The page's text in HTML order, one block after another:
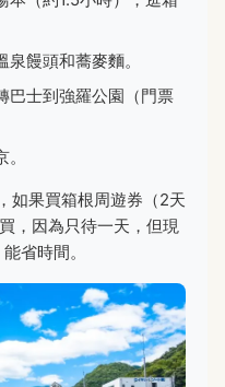
饅頭和蕎麥麵。
巴士到強羅公園（門票
如果買箱根周遊券（2天
，因為只待一天，但現
省時間。